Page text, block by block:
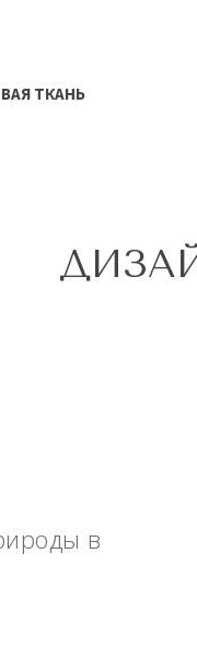
ТКАНЬ
в